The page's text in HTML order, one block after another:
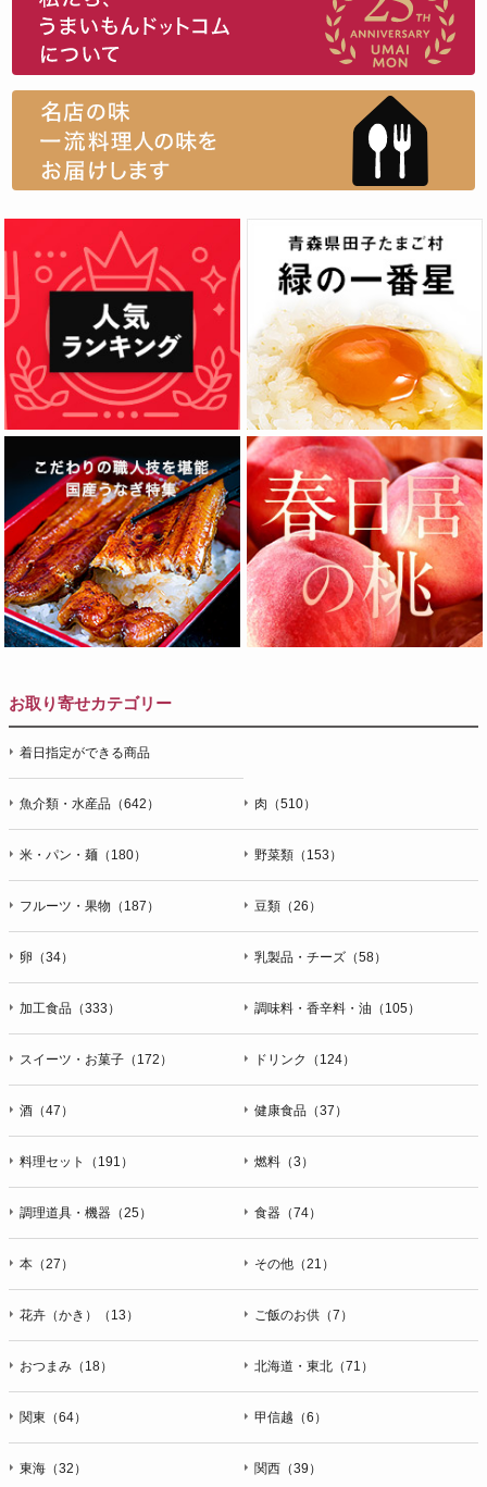
お取り寄せカテゴリー
着日指定ができる商品
魚介類・水産品（642） 肉（510）
米・パン・麺（180） 野菜類（153）
フルーツ・果物（187） 豆類（26）
卵（34） 乳製品・チーズ（58）
加工食品（333） 調味料・香辛料・油（105）
スイーツ・お菓子（172） ドリンク（124）
酒（47） 健康食品（37）
料理セット（191） 燃料（3）
調理道具・機器（25） 食器（74）
本（27） その他（21）
花卉（かき）（13） ご飯のお供（7）
おつまみ（18） 北海道・東北（71）
関東（64） 甲信越（6）
東海（32） 関西（39）